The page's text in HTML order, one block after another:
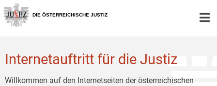
Zur
Hauptnavigation
[1]
Zum
Inhalt
[2]
DIE ÖSTERREICHISCHE JUSTIZ
Internetauftritt für die Justiz
Willkommen auf den Internetseiten der österreichischen